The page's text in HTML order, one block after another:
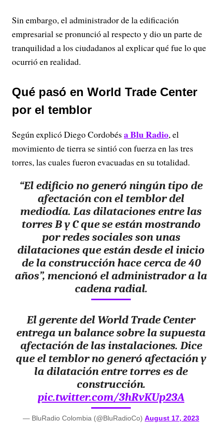
Sin embargo, el administrador de la edificación
empresarial se pronunció al respecto y dio un parte de
tranquilidad a los ciudadanos al explicar qué fue lo que
ocurrió en realidad.
Qué pasó en World Trade Center
por el temblor
Según explicó Diego Cordobés a Blu Radio, el
movimiento de tierra se sintió con fuerza en las tres
torres, las cuales fueron evacuadas en su totalidad.
“El edificio no generó ningún tipo de
afectación con el temblor del
mediodía. Las dilataciones entre las
torres B y C que se están mostrando
por redes sociales son unas
dilataciones que están desde el inicio
de la construcción hace cerca de 40
años”, mencionó el administrador a la
cadena radial.
El gerente del World Trade Center
entrega un balance sobre la supuesta
afectación de las instalaciones. Dice
que el temblor no generó afectación y
la dilatación entre torres es de
construcción.
pic.twitter.com/3hRvKUp23A
— BluRadio Colombia (@BluRadioCo) August 17, 2023